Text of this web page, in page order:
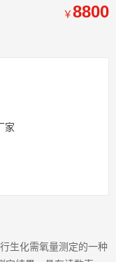
卫生、教学科研等部门
￥8800
生化需氧量测定的一种